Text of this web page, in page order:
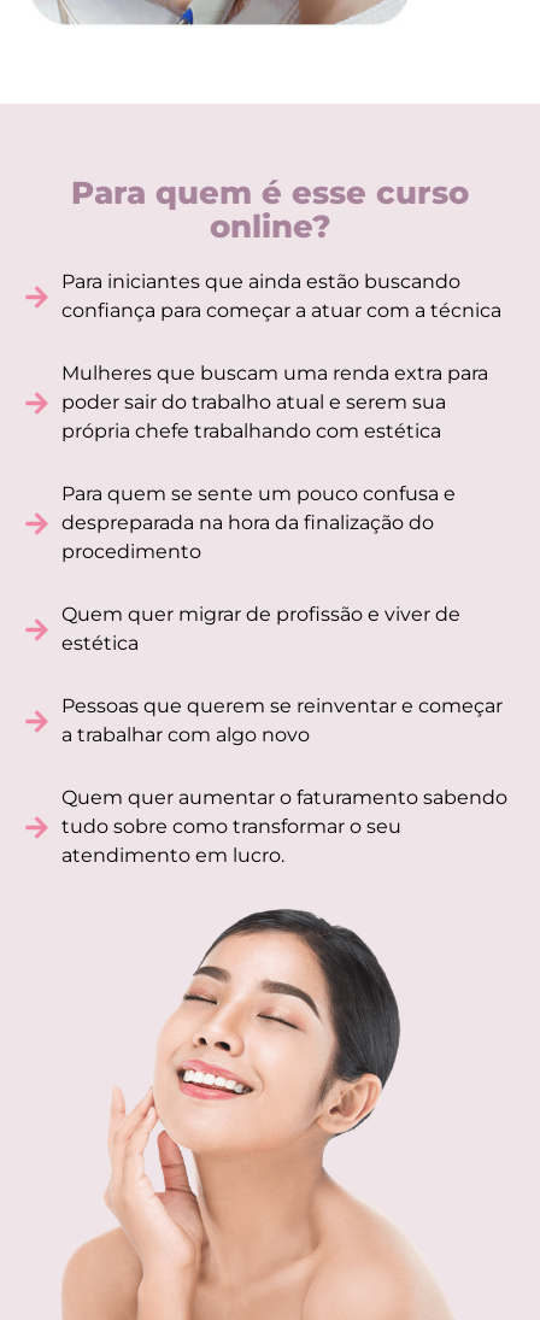
Para quem é esse curso
online?
Para iniciantes que ainda estão buscando
confiança para começar a atuar com a técnica
Mulheres que buscam uma renda extra para
poder sair do trabalho atual e serem sua
própria chefe trabalhando com estética
Para quem se sente um pouco confusa e
despreparada na hora da finalização do
procedimento
Quem quer migrar de profissão e viver de
estética
Pessoas que querem se reinventar e começar
a trabalhar com algo novo
Quem quer aumentar o faturamento sabendo
tudo sobre como transformar o seu
atendimento em lucro.